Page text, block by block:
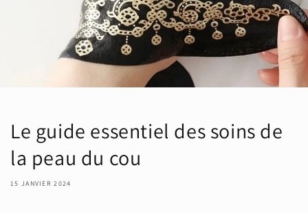
Le guide essentiel des soins de
la peau du cou
15 JANVIER 2024